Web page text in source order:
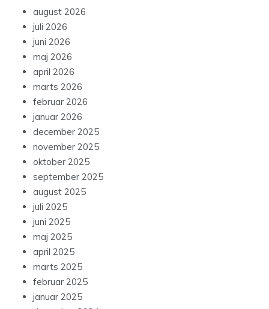
august 2026
juli 2026
juni 2026
maj 2026
april 2026
marts 2026
februar 2026
januar 2026
december 2025
november 2025
oktober 2025
september 2025
august 2025
juli 2025
juni 2025
maj 2025
april 2025
marts 2025
februar 2025
januar 2025